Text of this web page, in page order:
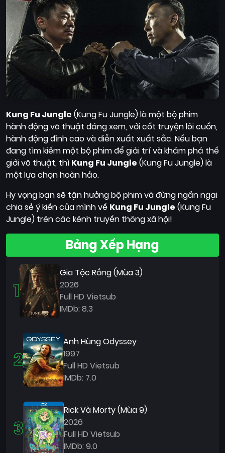
Kung Fu Jungle (Kung Fu Jungle) là một bộ phim
hành động võ thuật đáng xem, với cốt truyện lôi cuốn,
hành động đỉnh cao và diễn xuất xuất sắc. Nếu bạn
đang tìm kiếm một bộ phim để giải trí và khám phá thế
giới võ thuật, thì Kung Fu Jungle (Kung Fu Jungle) là
một lựa chọn hoàn hảo.
Hy vọng bạn sẽ tận hưởng bộ phim và đừng ngần ngại
chia sẻ ý kiến của mình về Kung Fu Jungle (Kung Fu
Jungle) trên các kênh truyền thông xã hội!
Bảng Xếp Hạng
1
Gia Tộc Rồng (Mùa 3)
2026
Full HD Vietsub
IMDb: 8.3
2
Anh Hùng Odyssey
1997
Full HD Vietsub
IMDb: 7.0
3
Rick Và Morty (Mùa 9)
2026
Full HD Vietsub
IMDb: 9.0